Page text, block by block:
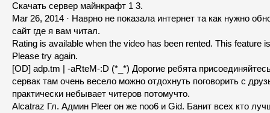
Скачать сервер майнкрафт 1 3.
Mar 26, 2014 · Наврно не показала интернет та как нужно
сайт где я вам читал.
Rating is available when the video has been rented. This feature
Please try again.
[OD] adp.tm | -aRteM-:D (*_*) Дорогие ребята
сервак там очень весело можно отдохнуть поговорить с
практически небывает читеров потомучто.
Alcatraz Гл. Админ Pleer он же noo6 и Gid. Банит всех кто